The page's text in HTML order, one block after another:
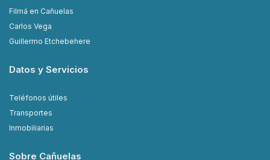
Filmá en Cañuelas
Carlos Vega
Guillermo Etchebehere
Datos y Servicios
Teléfonos útiles
Transportes
Inmobiliarias
Sobre Cañuelas